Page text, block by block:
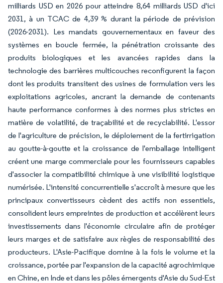
milliards USD en 2026 pour atteindre 8,64 milliards USD d'ici
2031, à un TCAC de 4,39 % durant la période de prévision
(2026-2031). Les mandats gouvernementaux en faveur des
systèmes en boucle fermée, la pénétration croissante des
produits biologiques et les avancées rapides dans la
technologie des barrières multicouches reconfigurent la façon
dont les produits transitent des usines de formulation vers les
exploitations agricoles, ancrant la demande de contenants
haute performance conformes à des normes plus strictes en
matière de volatilité, de traçabilité et de recyclabilité. L'essor
de l'agriculture de précision, le déploiement de la fertirrigation
au goutte-à-goutte et la croissance de l'emballage intelligent
créent une marge commerciale pour les fournisseurs capables
d'associer la compatibilité chimique à une visibilité logistique
numérisée. L'intensité concurrentielle s'accroît à mesure que les
principaux convertisseurs cèdent des actifs non essentiels,
consolident leurs empreintes de production et accélèrent leurs
investissements dans l'économie circulaire afin de protéger
leurs marges et de satisfaire aux règles de responsabilité des
producteurs. L'Asie-Pacifique domine à la fois le volume et la
croissance, portée par l'expansion de la capacité agrochimique
en Chine, en Inde et dans les pôles émergents d'Asie du Sud-Est